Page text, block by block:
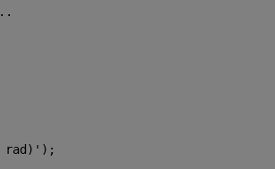
rad)' );